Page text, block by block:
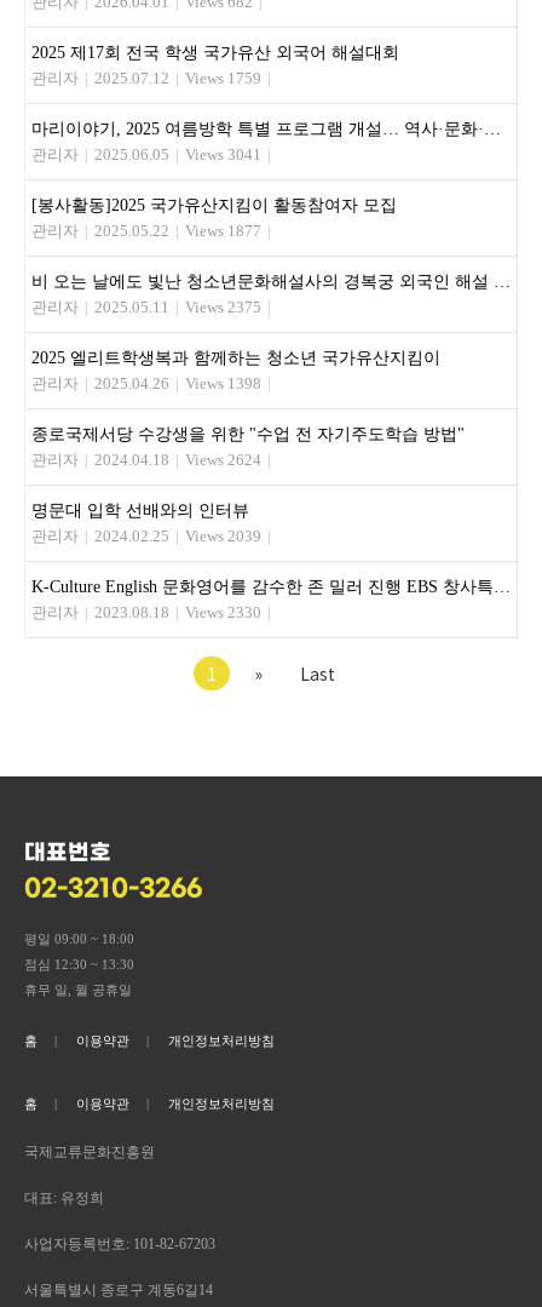
2025 제17회 전국 학생 국가유산 외국어 해설대회
관리자 | 2025.07.12 | Views 1759 |
마리이야기, 2025 여름방학 특별 프로그램 개설… 역사·문화·영어 융합 교육 제공
관리자 | 2025.06.05 | Views 3041 |
[봉사활동]2025 국가유산지킴이 활동참여자 모집
관리자 | 2025.05.22 | Views 1877 |
비 오는 날에도 빛난 청소년문화해설사의 경복궁 외국인 해설 활동
관리자 | 2025.05.11 | Views 2375 |
2025 엘리트학생복과 함께하는 청소년 국가유산지킴이
관리자 | 2025.04.26 | Views 1398 |
종로국제서당 수강생을 위한 "수업 전 자기주도학습 방법"
관리자 | 2024.04.18 | Views 2624 |
명문대 입학 선배와의 인터뷰
관리자 | 2024.02.25 | Views 2039 |
K-Culture English 문화영어를 감수한 존 밀러 진행 EBS 창사특집, 5개국 국제공동제작한 다큐멘터리 쿠킹 포 유
관리자 | 2023.08.18 | Views 2330 |
1 » Last
대표번호
02-3210-3266
평일 09:00 ~ 18:00
점심 12:30 ~ 13:30
휴무 일, 월 공휴일
홈 이용약관 개인정보처리방침
홈 이용약관 개인정보처리방침
국제교류문화진흥원
대표: 유정희
사업자등록번호: 101-82-67203
서울특별시 종로구 계동6길14